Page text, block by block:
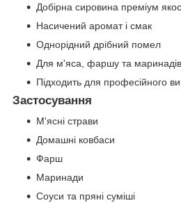
Добірна сировина преміум
Насичений аромат і смак
Однорідний дрібний помел
Для м'яса, фаршу та маринадів
Підходить для професійного
Застосування
М'ясні страви
Домашні ковбаси
Фарш
Маринади
Соуси та пряні суміші